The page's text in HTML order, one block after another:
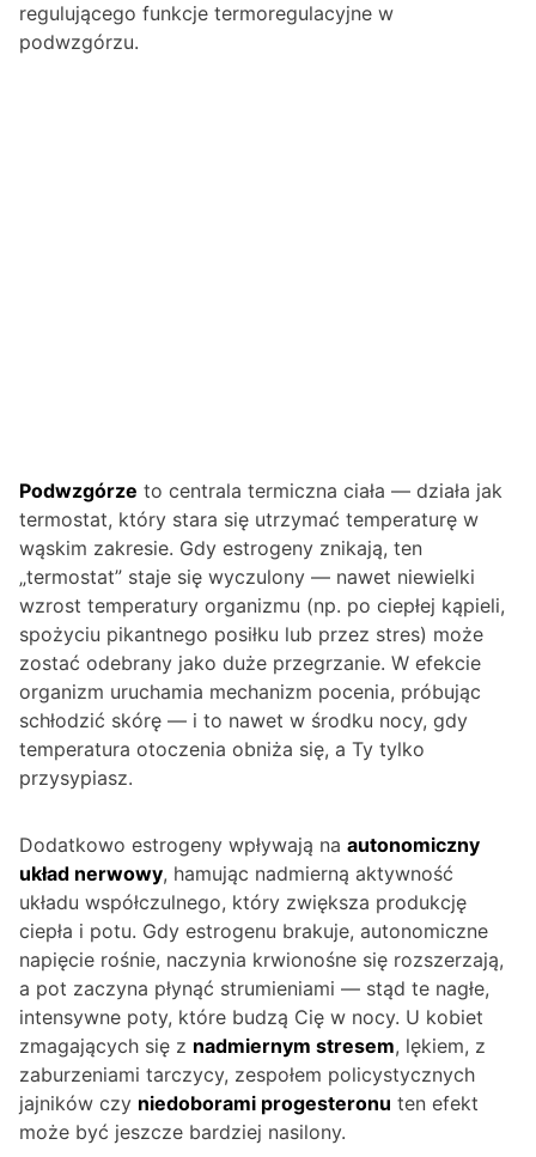
regulującego funkcje termoregulacyjne w
podwzgórzu.
Podwzgórze to centrala termiczna ciała — działa jak
termostat, który stara się utrzymać temperaturę w
wąskim zakresie. Gdy estrogeny znikają, ten
„termostat” staje się wyczulony — nawet niewielki
wzrost temperatury organizmu (np. po ciepłej kąpieli,
spożyciu pikantnego posiłku lub przez stres) może
zostać odebrany jako duże przegrzanie. W efekcie
organizm uruchamia mechanizm pocenia, próbując
schłodzić skórę — i to nawet w środku nocy, gdy
temperatura otoczenia obniża się, a Ty tylko
przysypiasz.
Dodatkowo estrogeny wpływają na autonomiczny
układ nerwowy, hamując nadmierną aktywność
układu współczulnego, który zwiększa produkcję
ciepła i potu. Gdy estrogenu brakuje, autonomiczne
napięcie rośnie, naczynia krwionośne się rozszerzają,
a pot zaczyna płynąć strumieniami — stąd te nagłe,
intensywne poty, które budzą Cię w nocy. U kobiet
zmagających się z nadmiernym stresem, lękiem, z
zaburzeniami tarczycy, zespołem policystycznych
jajników czy niedoborami progesteronu ten efekt
może być jeszcze bardziej nasilony.